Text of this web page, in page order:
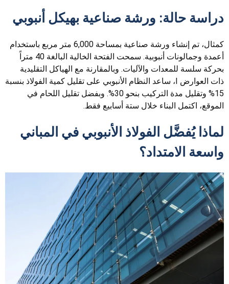
دراسة حالة: ورشة صناعية بهيكل أنبوبي
كمثال، تم إنشاء ورشة صناعية بمساحة 6,000 متر مربع باستخدام
أعمدة وجمالونات أنبوبية. سمحت الفتحة الخالية البالغة 40 متراً
بحركة سلسة للمعدات والآليات. وبالمقارنة مع الهياكل التقليدية
ذات العوارض I، ساعد النظام الأنبوبي على تقليل كمية الفولاذ بنسبة
15% وتقليل مدة التركيب بنحو 30%. وبفضل تقليل اللحام في
الموقع، اكتمل البناء خلال ستة أسابيع فقط.
لماذا يُفضَّل الفولاذ الأنبوبي في المباني
واسعة الامتداد؟